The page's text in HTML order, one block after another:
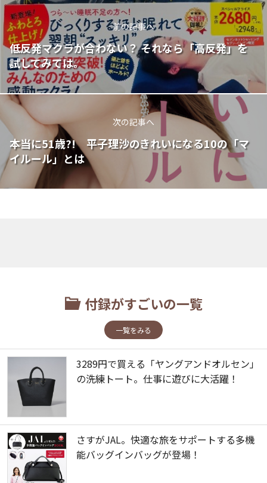
前の記事へ
低反発マクラが合わない？ それなら「高反発」を
試してみては。
次の記事へ
本当に51歳?! 平子理沙のきれいになる10の「マ
イルール」とは
付録がすごいの一覧
一覧をみる
3289円で買える「ヤングアンドオルセン」
の洗練トート。仕事に遊びに大活躍！
さすがJAL。快適な旅をサポートする多機
能バッグインバッグが登場！